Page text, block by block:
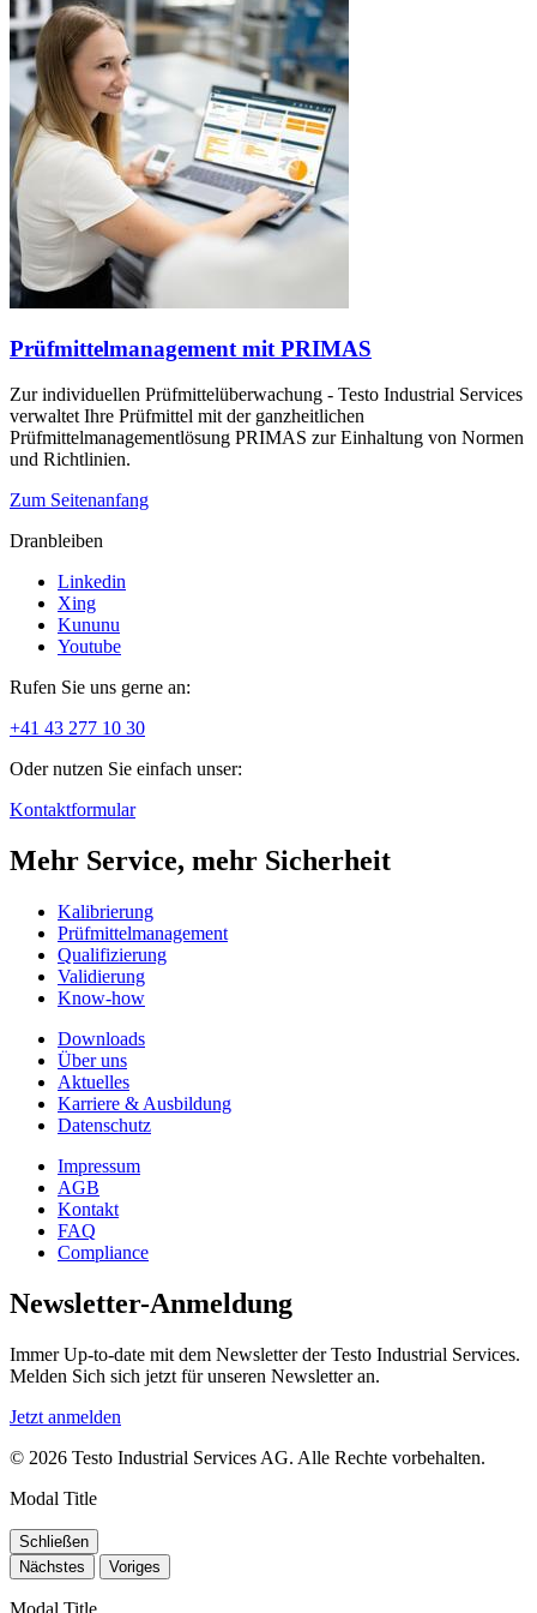
Prüfmittelmanagement mit PRIMAS
Zur individuellen Prüfmittelüberwachung - Testo Industrial Services
verwaltet Ihre Prüfmittel mit der ganzheitlichen
Prüfmittelmanagementlösung PRIMAS zur Einhaltung von Normen
und Richtlinien.
Zum Seitenanfang
Dranbleiben
Linkedin
Xing
Kununu
Youtube
Rufen Sie uns gerne an:
+41 43 277 10 30
Oder nutzen Sie einfach unser:
Kontaktformular
Mehr Service, mehr Sicherheit
Kalibrierung
Prüfmittelmanagement
Qualifizierung
Validierung
Know-how
Downloads
Über uns
Aktuelles
Karriere & Ausbildung
Datenschutz
Impressum
AGB
Kontakt
FAQ
Compliance
Newsletter-Anmeldung
Immer Up-to-date mit dem Newsletter der Testo Industrial Services.
Melden Sich sich jetzt für unseren Newsletter an.
Jetzt anmelden
© 2026 Testo Industrial Services AG. Alle Rechte vorbehalten.
Modal Title
Schließen
Nächstes
Voriges
Modal Title